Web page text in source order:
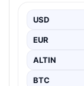
Kurtaran
Sabiha…
USD
EUR
ALTIN
BTC